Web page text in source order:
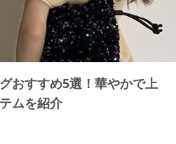
おすすめ5選！華やかで上
ムを紹介